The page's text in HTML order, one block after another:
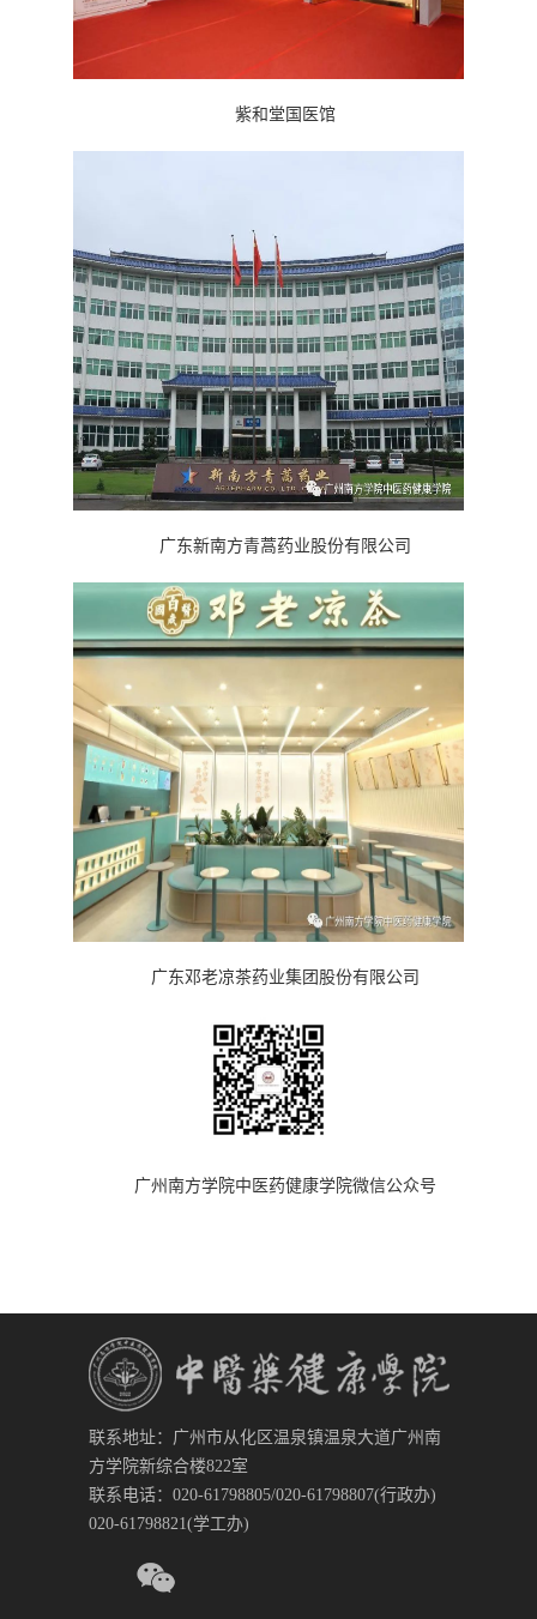
紫和堂国医馆
广东新南方青蒿药业股份有限公司
广东邓老凉茶药业集团股份有限公司
广州南方学院中医药健康学院微信公众号
联系地址：广州市从化区温泉镇温泉大道广州南
方学院新综合楼822室
联系电话：020-61798805/020-61798807(行政办)
020-61798821(学工办)